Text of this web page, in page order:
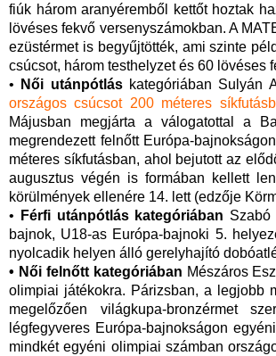
fiúk három aranyéremből kettőt hoztak
lövéses fekvő versenyszámokban. A
ezüstérmet is begyűjtötték, ami szinte
csúcsot, három testhelyzet és 60 lövéses
•
Női utánpótláskategóriában Sulyán
országos csúcsot 200 méteres
Májusban megjárta a válogatottal a
megrendezett felnőtt Európa-
méteres síkfutásban, ahol bejutott az
augusztus végén is formában kellett
körülmények ellenére 14. lett (edzője
•
Férfi utánpótlás kategóriában Szabó
bajnok, U18-as Európa-bajnoki 5.
nyolcadik helyen álló gerelyhajító
• Női felnőtt kategóriában Mészáros
olimpiai játékokra. Párizsban, a legjobb
megelőzően világkupa-bronzérmet
légfegyveres Európa-bajnokságon
mindkét egyéni olimpiai számban